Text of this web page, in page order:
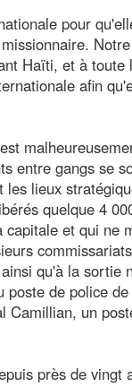
pour
Haïti, et à toute
afin
entre gangs se
lieux
quelque 4
et qui ne
qu'à la sortie
de police
Camillian, un
près de vingt